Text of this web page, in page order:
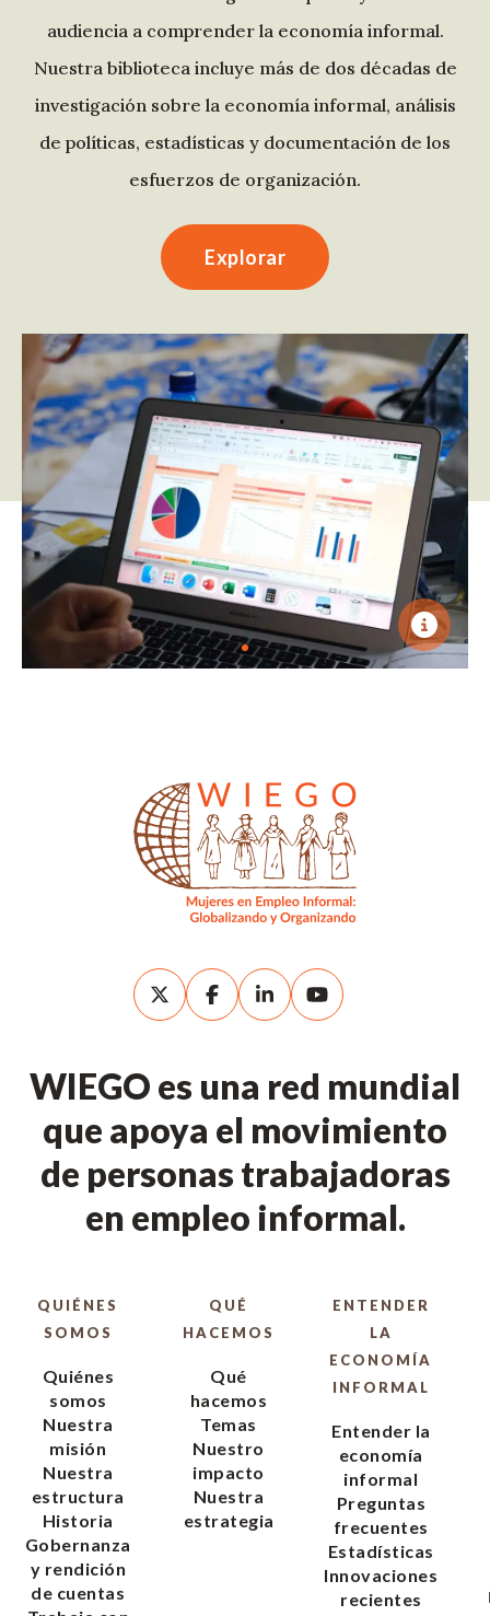
audiencia a comprender la economía informal.
Nuestra biblioteca incluye más de dos décadas de
investigación sobre la economía informal, análisis
de políticas, estadísticas y documentación de los
esfuerzos de organización.
Explorar
WIEGO es una red mundial
que apoya el movimiento
de personas trabajadoras
en empleo informal.
QUIÉNES
SOMOS
Quiénes
somos
Nuestra
misión
Nuestra
estructura
Historia
Gobernanza
y rendición
de cuentas
QUÉ
HACEMOS
Qué
hacemos
Temas
Nuestro
impacto
Nuestra
estrategia
ENTENDER
LA
ECONOMÍA
INFORMAL
Entender la
economía
informal
Preguntas
frecuentes
Estadísticas
Innovaciones
recientes